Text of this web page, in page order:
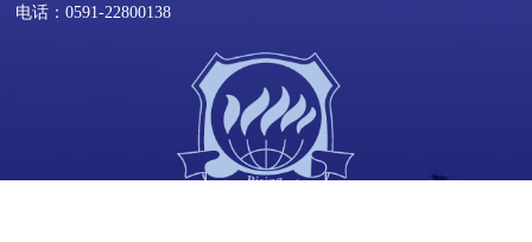
电话：0591-22800138